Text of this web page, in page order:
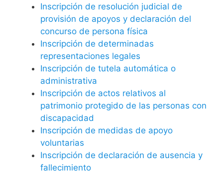
Inscripción de resolución judicial de
provisión de apoyos y declaración del
concurso de persona física
Inscripción de determinadas
representaciones legales
Inscripción de tutela automática o
administrativa
Inscripción de actos relativos al
patrimonio protegido de las personas con
discapacidad
Inscripción de medidas de apoyo
voluntarias
Inscripción de declaración de ausencia y
fallecimiento